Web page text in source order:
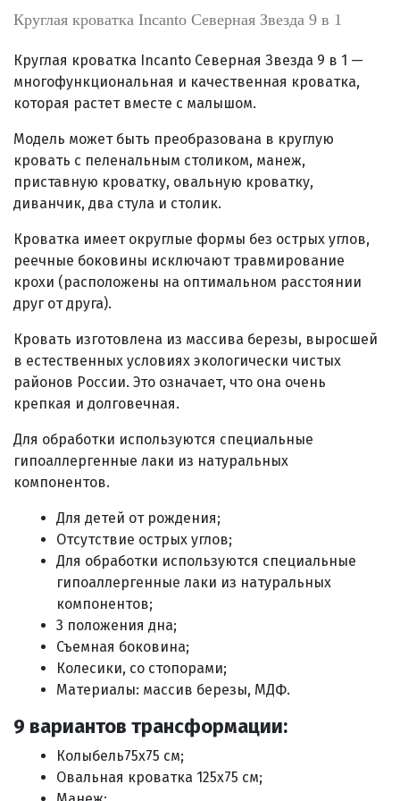
Круглая кроватка Incanto Северная Звезда 9 в 1
Круглая кроватка Incanto Северная Звезда 9 в 1 —
многофункциональная и качественная кроватка,
которая растет вместе с малышом.
Модель может быть преобразована в круглую
кровать с пеленальным столиком, манеж,
приставную кроватку, овальную кроватку,
диванчик, два стула и столик.
Кроватка имеет округлые формы без острых углов,
реечные боковины исключают травмирование
крохи (расположены на оптимальном расстоянии
друг от друга).
Кровать изготовлена из массива березы, выросшей
в естественных условиях экологически чистых
районов России. Это означает, что она очень
крепкая и долговечная.
Для обработки используются специальные
гипоаллергенные лаки из натуральных
компонентов.
Для детей от рождения;
Отсутствие острых углов;
Для обработки используются специальные
гипоаллергенные лаки из натуральных
компонентов;
3 положения дна;
Съемная боковина;
Колесики, со стопорами;
Материалы: массив березы, МДФ.
9 вариантов трансформации:
Колыбель75х75 см;
Овальная кроватка 125х75 см;